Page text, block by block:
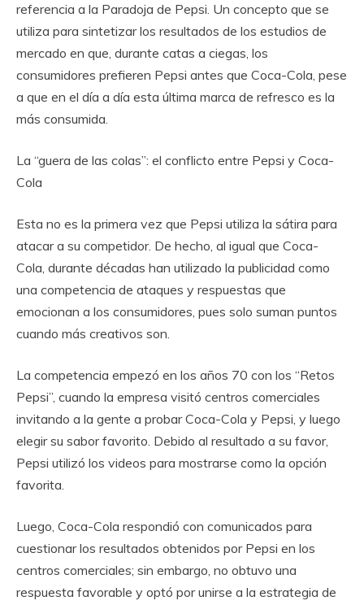
referencia a la Paradoja de Pepsi. Un concepto que se
utiliza para sintetizar los resultados de los estudios de
mercado en que, durante catas a ciegas, los
consumidores prefieren Pepsi antes que Coca-Cola, pese
a que en el día a día esta última marca de refresco es la
más consumida.
La “guera de las colas”: el conflicto entre Pepsi y Coca-
Cola
Esta no es la primera vez que Pepsi utiliza la sátira para
atacar a su competidor. De hecho, al igual que Coca-
Cola, durante décadas han utilizado la publicidad como
una competencia de ataques y respuestas que
emocionan a los consumidores, pues solo suman puntos
cuando más creativos son.
La competencia empezó en los años 70 con los “Retos
Pepsi”, cuando la empresa visitó centros comerciales
invitando a la gente a probar Coca-Cola y Pepsi, y luego
elegir su sabor favorito. Debido al resultado a su favor,
Pepsi utilizó los videos para mostrarse como la opción
favorita.
Luego, Coca-Cola respondió con comunicados para
cuestionar los resultados obtenidos por Pepsi en los
centros comerciales; sin embargo, no obtuvo una
respuesta favorable y optó por unirse a la estrategia de